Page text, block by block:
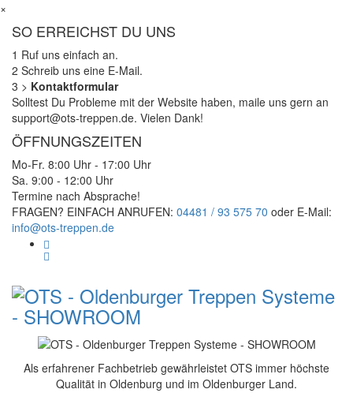
×
SO ERREICHST DU UNS
1 Ruf uns einfach an.
2 Schreib uns eine E-Mail.
3 > Kontaktformular
Solltest Du Probleme mit der Website haben, maile uns gern an
support@ots-treppen.de. Vielen Dank!
ÖFFNUNGSZEITEN
Mo-Fr. 8:00 Uhr - 17:00 Uhr
Sa. 9:00 - 12:00 Uhr
Termine nach Absprache!
FRAGEN? EINFACH ANRUFEN: 04481 / 93 575 70 oder E-Mail:
info@ots-treppen.de
Als erfahrener Fachbetrieb gewährleistet OTS immer höchste
Qualität in Oldenburg und im Oldenburger Land.